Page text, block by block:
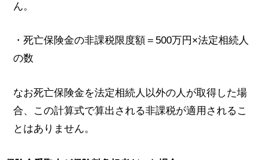
ん。
・死亡保険金の非課税限度額＝500万円×法定相続人
の数
なお死亡保険金を法定相続人以外の人が取得した場
合、この計算式で算出される非課税が適用されるこ
とはありません。